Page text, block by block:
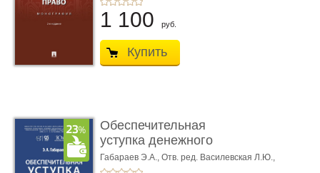
1 100 руб.
Купить
Обеспечительная
уступка денежного
требования ...
Габараев Э.А., Отв. ред. Василевская Л.Ю.,
вступ. сл. Каретина М.Г.